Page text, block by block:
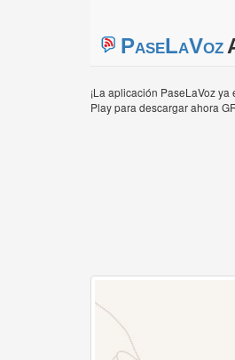
PaseLaVoz
¡La aplicación PaseLaVoz
Play para descargar ahora